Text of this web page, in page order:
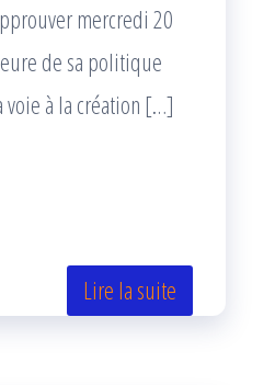
mercredi 20
de sa politique
voie à la création […]
Lire la suite